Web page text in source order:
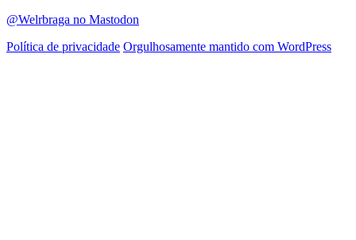
@Welrbraga no Mastodon
Política de privacidade Orgulhosamente mantido com WordPress